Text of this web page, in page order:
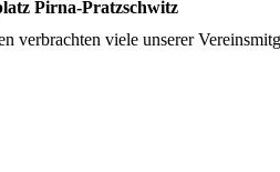
Pirna-Pratzschwitz
verbrachten viele unserer